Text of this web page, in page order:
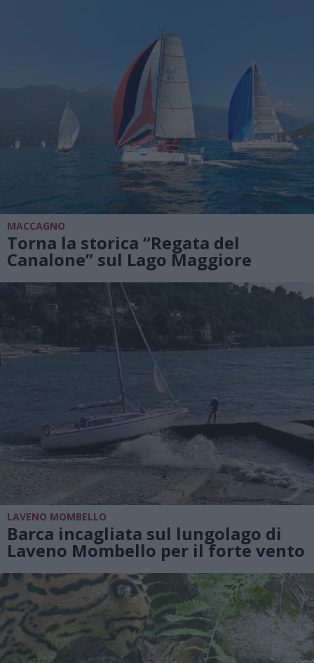
MACCAGNO
Torna la storica “Regata del
Canalone” sul Lago Maggiore
LAVENO MOMBELLO
Barca incagliata sul lungolago di
Laveno Mombello per il forte vento